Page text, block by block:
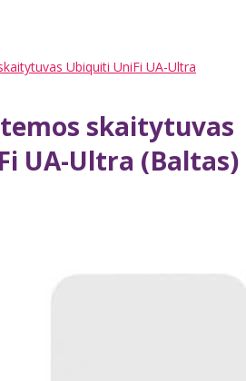
Ubiquiti UniFi UA-Ultra
skaitytuvas
UA-Ultra (Baltas)